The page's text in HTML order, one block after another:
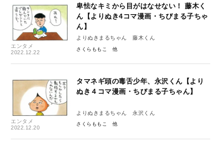
エンタメ
2022.12.22
卑怯なキミから目がはなせない！ 藤木く
ん【よりぬき4コマ漫画・ちびまる子ちゃ
ん】
よりぬきまるちゃん 藤木くん
さくらももこ
エンタメ
2022.12.20
タマネギ頭の毒舌少年、永沢くん【より
ぬき４コマ漫画・ちびまる子ちゃん】
よりぬきまるちゃん 永沢くん
さくらももこ